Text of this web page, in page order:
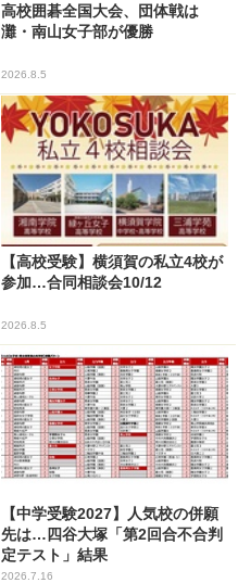
高校囲碁全国大会、団体戦は
灘・南山女子部が優勝
2026.8.5
【高校受験】横須賀の私立4校が
参加…合同相談会10/12
2026.8.5
【中学受験2027】人気校の併願
先は…四谷大塚「第2回合不合判
定テスト」結果
2026.7.16